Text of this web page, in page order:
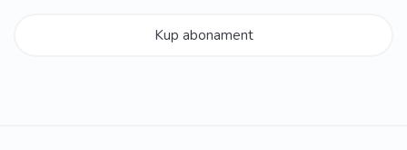
Kup abonament